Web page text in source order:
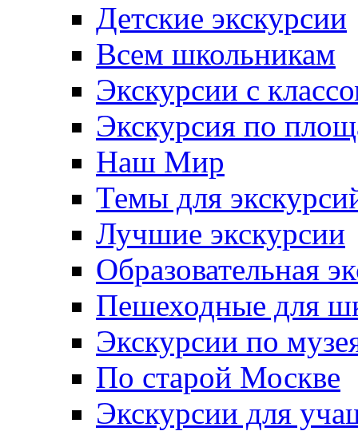
Детские экскурсии
Всем школьникам
Экскурсии c
Экскурсия по
Наш Мир
Темы для
Лучшие экскурсии
Образовательная
Пешеходные для
Экскурсии по
По старой Москве
Экскурсии для